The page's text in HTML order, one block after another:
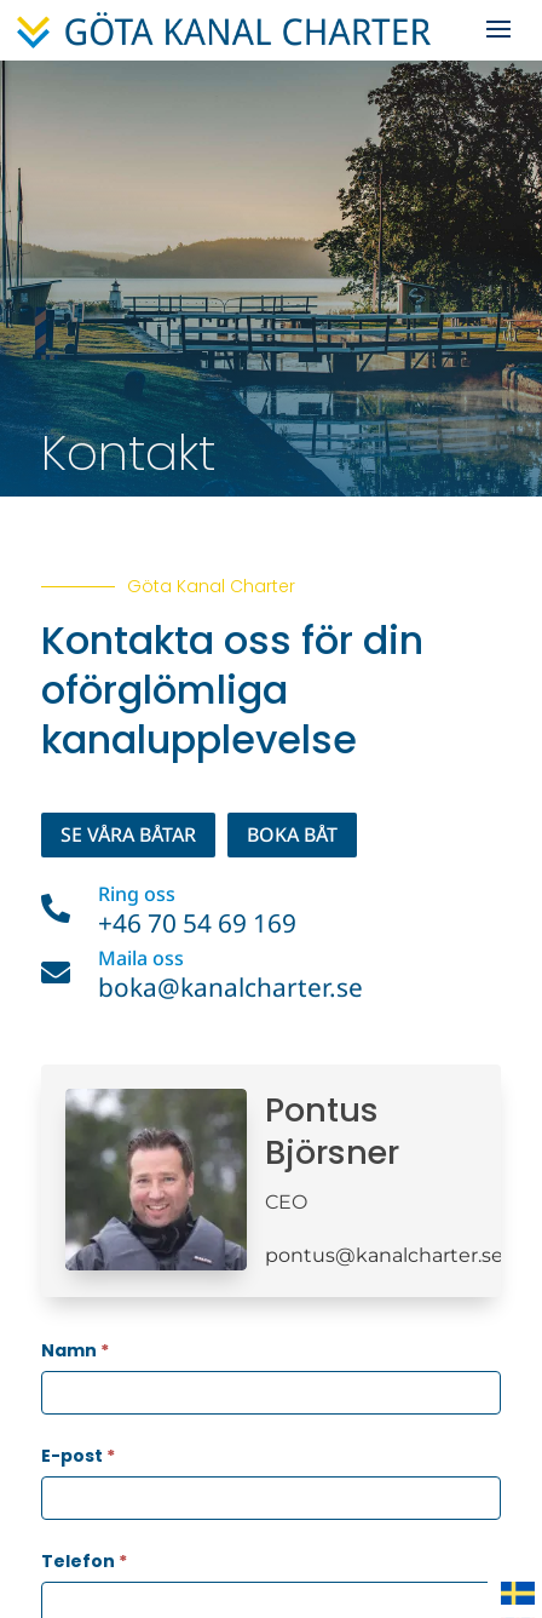
Kontakt
Göta Kanal Charter
Kontakta oss för din
oförglömliga
kanalupplevelse
SE VÅRA BÅTAR BOKA BÅT
 Ring oss
+46 70 54 69 169
 Maila oss
boka@kanalcharter.se
Pontus
Björsner
CEO
pontus@kanalcharter.se
Kontaktformulär
Namn *
E-post *
Telefon *